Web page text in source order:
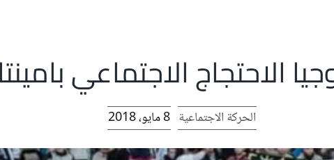
الاحتجاج الاجتماعي
الحركة الاجتماعية 8 مايو، 2018